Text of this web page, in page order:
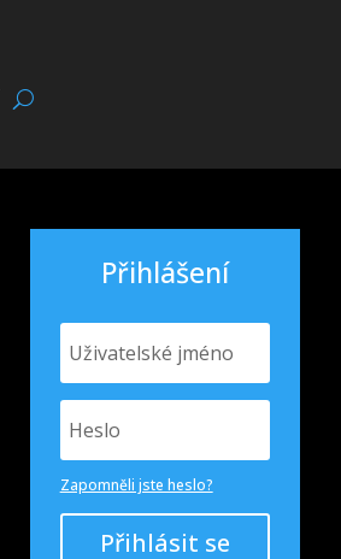
Přihlášení
Zapomněli jste heslo?
Přihlásit se